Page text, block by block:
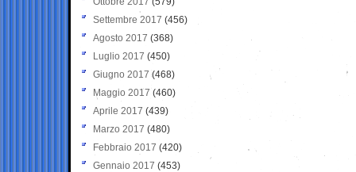
Settembre 2017 (456)
Agosto 2017 (368)
Luglio 2017 (450)
Giugno 2017 (468)
Maggio 2017 (460)
Aprile 2017 (439)
Marzo 2017 (480)
Febbraio 2017 (420)
Gennaio 2017 (453)